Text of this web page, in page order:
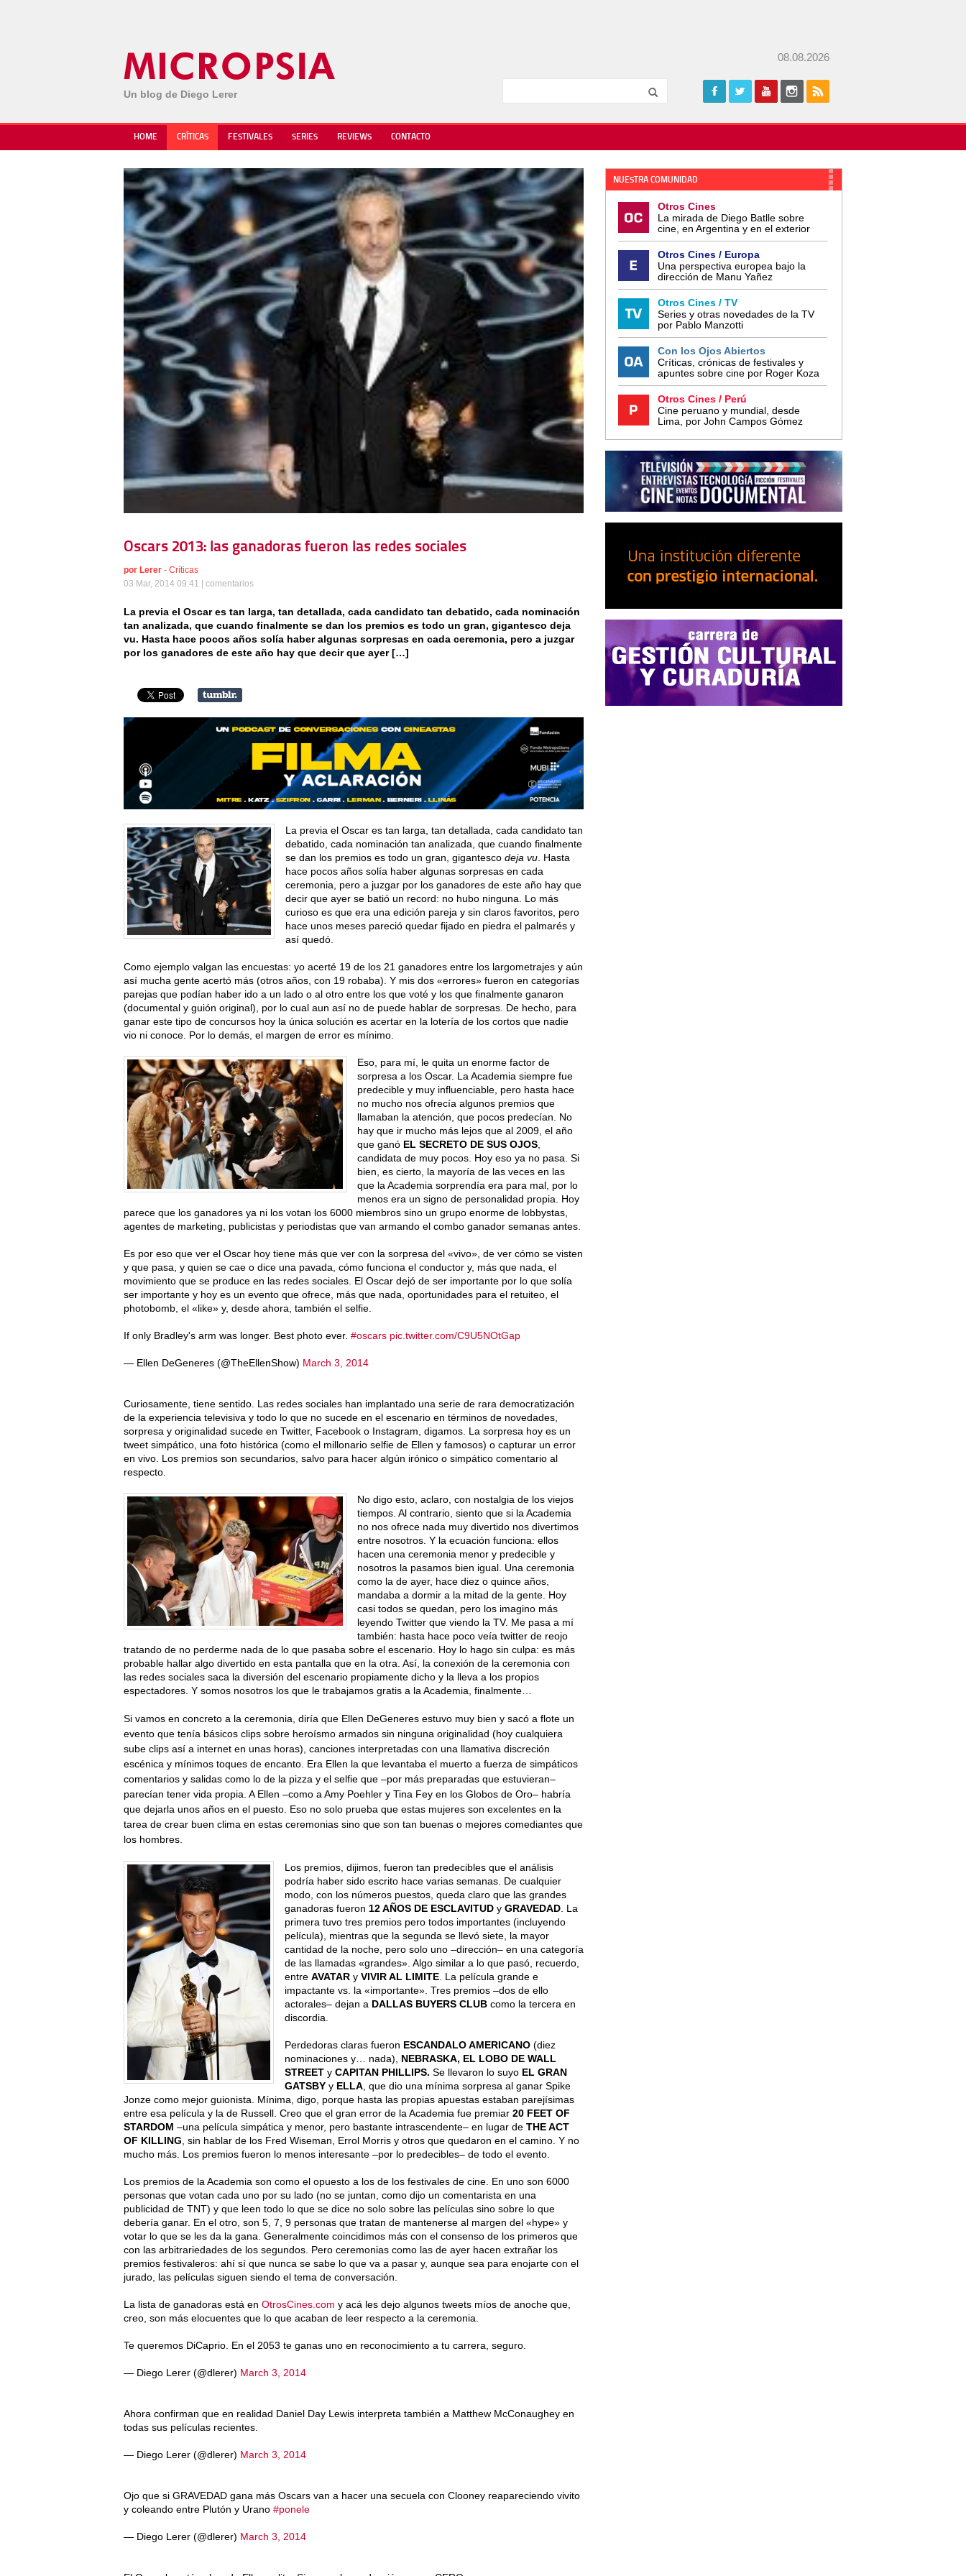
Un blog de Diego Lerer
08.08.2026
HOME CRÍTICAS FESTIVALES SERIES REVIEWS CONTACTO
Oscars 2013: las ganadoras fueron las redes sociales
por Lerer - Críticas
03 Mar, 2014 09:41 | comentarios
La previa el Oscar es tan larga, tan detallada, cada candidato tan debatido, cada nominación
tan analizada, que cuando finalmente se dan los premios es todo un gran, gigantesco deja
vu. Hasta hace pocos años solía haber algunas sorpresas en cada ceremonia, pero a juzgar
por los ganadores de este año hay que decir que ayer […]
La previa el Oscar es tan larga, tan detallada, cada candidato tan
debatido, cada nominación tan analizada, que cuando finalmente
se dan los premios es todo un gran, gigantesco deja vu . Hasta
hace pocos años solía haber algunas sorpresas en cada
ceremonia, pero a juzgar por los ganadores de este año hay que
decir que ayer se batió un record: no hubo ninguna. Lo más
curioso es que era una edición pareja y sin claros favoritos, pero
hace unos meses pareció quedar fijado en piedra el palmarés y
así quedó.
Como ejemplo valgan las encuestas: yo acerté 19 de los 21 ganadores entre los largometrajes y aún
así mucha gente acertó más (otros años, con 19 robaba). Y mis dos «errores» fueron en categorías
parejas que podían haber ido a un lado o al otro entre los que voté y los que finalmente ganaron
(documental y guión original), por lo cual aun así no de puede hablar de sorpresas. De hecho, para
ganar este tipo de concursos hoy la única solución es acertar en la lotería de los cortos que nadie
vio ni conoce. Por lo demás, el margen de error es mínimo.
Eso, para mí, le quita un enorme factor de
sorpresa a los Oscar. La Academia siempre fue
predecible y muy influenciable, pero hasta hace
no mucho nos ofrecía algunos premios que
llamaban la atención, que pocos predecían. No
hay que ir mucho más lejos que al 2009, el año
que ganó EL SECRETO DE SUS OJOS
candidata de muy pocos. Hoy eso ya no pasa. Si
bien, es cierto, la mayoría de las veces en las
que la Academia sorprendía era para mal, por lo
menos era un signo de personalidad propia. Hoy
parece que los ganadores ya ni los votan los 6000 miembros sino un grupo enorme de lobbystas,
agentes de marketing, publicistas y periodistas que van armando el combo ganador semanas antes.
Es por eso que ver el Oscar hoy tiene más que ver con la sorpresa del «vivo», de ver cómo se visten
y que pasa, y quien se cae o dice una pavada, cómo funciona el conductor y, más que nada, el
movimiento que se produce en las redes sociales. El Oscar dejó de ser importante por lo que solía
ser importante y hoy es un evento que ofrece, más que nada, oportunidades para el retuiteo, el
photobomb, el «like» y, desde ahora, también el selfie.
If only Bradley's arm was longer. Best photo ever. #oscars pic.twitter.com/C9U5NOtGap
— Ellen DeGeneres (@TheEllenShow) March 3, 2014
Curiosamente, tiene sentido. Las redes sociales han implantado una serie de rara democratización
de la experiencia televisiva y todo lo que no sucede en el escenario en términos de novedades,
sorpresa y originalidad sucede en Twitter, Facebook o Instagram, digamos. La sorpresa hoy es un
tweet simpático, una foto histórica (como el millonario selfie de Ellen y famosos) o capturar un error
en vivo. Los premios son secundarios, salvo para hacer algún irónico o simpático comentario al
respecto.
No digo esto, aclaro, con nostalgia de los viejos
tiempos. Al contrario, siento que si la Academia
no nos ofrece nada muy divertido nos divertimos
entre nosotros. Y la ecuación funciona: ellos
hacen una ceremonia menor y predecible y
nosotros la pasamos bien igual. Una ceremonia
como la de ayer, hace diez o quince años,
mandaba a dormir a la mitad de la gente. Hoy
casi todos se quedan, pero los imagino más
leyendo Twitter que viendo la TV. Me pasa a mí
también: hasta hace poco veía twitter de reojo
tratando de no perderme nada de lo que pasaba sobre el escenario. Hoy lo hago sin culpa: es más
probable hallar algo divertido en esta pantalla que en la otra. Así, la conexión de la ceremonia con
las redes sociales saca la diversión del escenario propiamente dicho y la lleva a los propios
espectadores. Y somos nosotros los que le trabajamos gratis a la Academia, finalmente…
Si vamos en concreto a la ceremonia, diría que Ellen DeGeneres estuvo muy bien y sacó a flote un
evento que tenía básicos clips sobre heroísmo armados sin ninguna originalidad (hoy cualquiera
sube clips así a internet en unas horas), canciones interpretadas con una llamativa discreción
escénica y mínimos toques de encanto. Era Ellen la que levantaba el muerto a fuerza de simpáticos
comentarios y salidas como lo de la pizza y el selfie que –por más preparadas que estuvieran–
parecían tener vida propia. A Ellen –como a Amy Poehler y Tina Fey en los Globos de Oro– habría
que dejarla unos años en el puesto. Eso no solo prueba que estas mujeres son excelentes en la
tarea de crear buen clima en estas ceremonias sino que son tan buenas o mejores comediantes que
los hombres.
Los premios, dijimos, fueron tan predecibles que el análisis
podría haber sido escrito hace varias semanas. De cualquier
modo, con los números puestos, queda claro que las grandes
ganadoras fueron 12 AÑOS DE ESCLAVITUD y GRAVEDAD . La
primera tuvo tres premios pero todos importantes (incluyendo
película), mientras que la segunda se llevó siete, la mayor
cantidad de la noche, pero solo uno –dirección– en una categoría
de las llamadas «grandes». Algo similar a lo que pasó, recuerdo,
entre AVATAR y VIVIR AL LIMITE . La película grande e
impactante vs. la «importante». Tres premios –dos de ello
actorales– dejan a DALLAS BUYERS CLUB como la tercera en
discordia.
Perdedoras claras fueron ESCANDALO AMERICANO (diez
nominaciones y… nada), NEBRASKA, EL LOBO DE WALL
STREET y CAPITAN PHILLIPS. Se llevaron lo suyo EL GRAN
GATSBY y ELLA , que dio una mínima sorpresa al ganar Spike
Jonze como mejor guionista. Mínima, digo, porque hasta las propias apuestas estaban parejísimas
entre esa película y la de Russell. Creo que el gran error de la Academia fue premiar 20 FEET OF
STARDOM –una película simpática y menor, pero bastante intrascendente– en lugar de THE ACT
OF KILLING , sin hablar de los Fred Wiseman, Errol Morris y otros que quedaron en el camino. Y no
mucho más. Los premios fueron lo menos interesante –por lo predecibles– de todo el evento.
Los premios de la Academia son como el opuesto a los de los festivales de cine. En uno son 6000
personas que votan cada uno por su lado (no se juntan, como dijo un comentarista en una
publicidad de TNT) y que leen todo lo que se dice no solo sobre las películas sino sobre lo que
debería ganar. En el otro, son 5, 7, 9 personas que tratan de mantenerse al margen del «hype» y
votar lo que se les da la gana. Generalmente coincidimos más con el consenso de los primeros que
con las arbitrariedades de los segundos. Pero ceremonias como las de ayer hacen extrañar los
premios festivaleros: ahí sí que nunca se sabe lo que va a pasar y, aunque sea para enojarte con el
jurado, las películas siguen siendo el tema de conversación.
La lista de ganadoras está en OtrosCines.com y acá les dejo algunos tweets míos de anoche que,
creo, son más elocuentes que lo que acaban de leer respecto a la ceremonia.
Te queremos DiCaprio. En el 2053 te ganas uno en reconocimiento a tu carrera, seguro.
— Diego Lerer (@dlerer) March 3, 2014
Ahora confirman que en realidad Daniel Day Lewis interpreta también a Matthew McConaughey en
todas sus películas recientes.
— Diego Lerer (@dlerer) March 3, 2014
Ojo que si GRAVEDAD gana más Oscars van a hacer una secuela con Clooney reapareciendo vivito
y coleando entre Plutón y Urano #ponele
— Diego Lerer (@dlerer) March 3, 2014
NUESTRA COMUNIDAD
Otros Cines
La mirada de Diego Batlle sobre
cine, en Argentina y en el exterior
Otros Cines / Europa
Una perspectiva europea bajo la
dirección de Manu Yañez
Otros Cines / TV
Series y otras novedades de la TV
por Pablo Manzotti
Con los Ojos Abiertos
Críticas, crónicas de festivales y
apuntes sobre cine por Roger Koza
Otros Cines / Perú
Cine peruano y mundial, desde
Lima, por John Campos Gómez